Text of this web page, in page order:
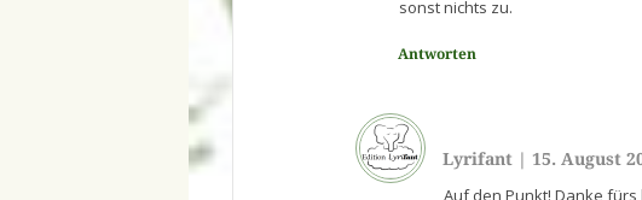
sonst nichts zu.
Antworten
Lyrifant | 15. August
Auf den Punkt! Danke